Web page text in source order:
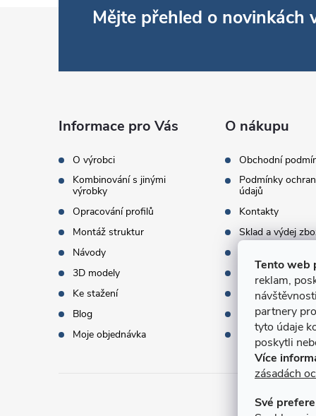
Tento web
reklam,
partnery
tyto údaje
poskytli
Více
zásadách
Své
Mějte přehled o novinkách
Informace pro Vás
O výrobci
Kombinování s jinými
výrobky
Opracování profilů
Montáž struktur
Návody
3D modely
Ke stažení
Blog
Moje objednávka
O nákupu
Obchodní
Podmínky
údajů
Kontakty
Sklad a výdej
Termíny dodání
Doprava a platba
Dárky k
Slovník pojmů